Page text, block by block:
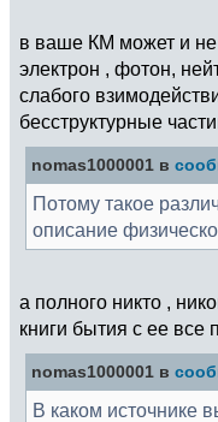
в ваше КМ может и не
электрон , фотон,
слабого
бесструктурные
nomas1000001 в
Потому такое
описание
а полного никто ,
книги бытия с ее все
nomas1000001 в
В каком источнике